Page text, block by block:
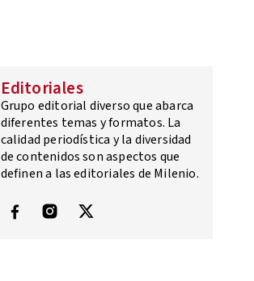
Editoriales
Grupo editorial diverso que abarca
diferentes temas y formatos. La
calidad periodística y la diversidad
de contenidos son aspectos que
definen a las editoriales de Milenio.